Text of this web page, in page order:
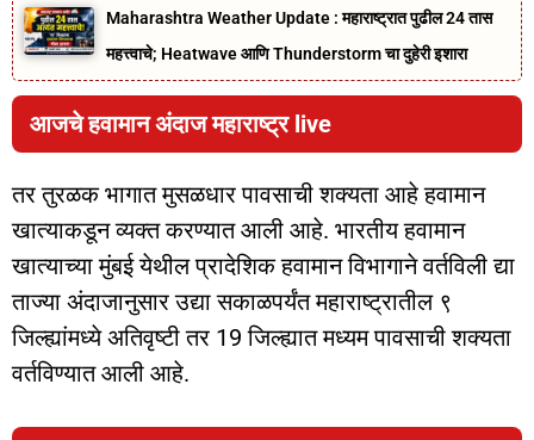
Maharashtra Weather Update : महाराष्ट्रात पुढील 24 तास
महत्त्वाचे; Heatwave आणि Thunderstorm चा दुहेरी इशारा
आजचे हवामान अंदाज महाराष्ट्र live
तर तुरळक भागात मुसळधार पावसाची शक्यता आहे हवामान
खात्याकडून व्यक्त करण्यात आली आहे. भारतीय हवामान
खात्याच्या मुंबई येथील प्रादेशिक हवामान विभागाने वर्तविली द्या
ताज्या अंदाजानुसार उद्या सकाळपर्यंत महाराष्ट्रातील ९
जिल्ह्यांमध्ये अतिवृष्टी तर 19 जिल्ह्यात मध्यम पावसाची शक्यता
वर्तविण्यात आली आहे.